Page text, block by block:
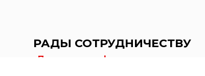
РАДЫ СОТРУДНИЧЕСТВУ
Политика конфиденциальности